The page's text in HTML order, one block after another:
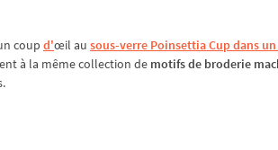
coup d'œil au sous-verre Poinsettia Cup dans
à la même collection de motifs de broderie